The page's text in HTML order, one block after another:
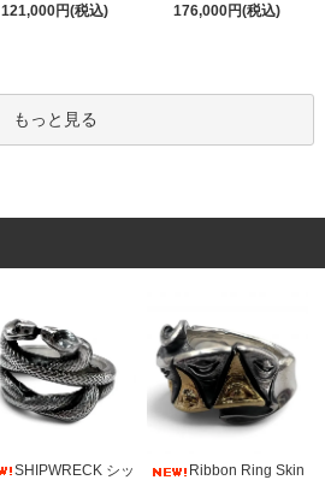
121,000円(税込)
176,000円(税込)
もっと見る
SHIPWRECK シッ
Ribbon Ring Skin